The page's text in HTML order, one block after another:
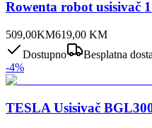
Rowenta robot usisivač
509,00KM619,00 KM
Dostupno
Besplatna
-4%
TESLA Usisivač